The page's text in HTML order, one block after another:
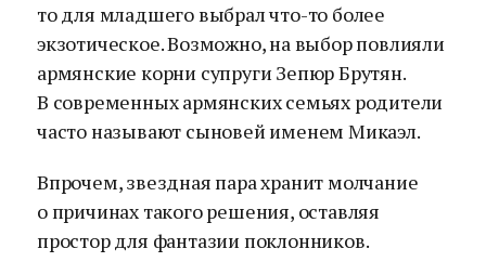
то для младшего выбрал что-то более
экзотическое. Возможно, на выбор повлияли
армянские корни супруги Зепюр Брутян.
В современных армянских семьях родители
часто называют сыновей именем Микаэл.
Впрочем, звездная пара хранит молчание
о причинах такого решения, оставляя
простор для фантазии поклонников.